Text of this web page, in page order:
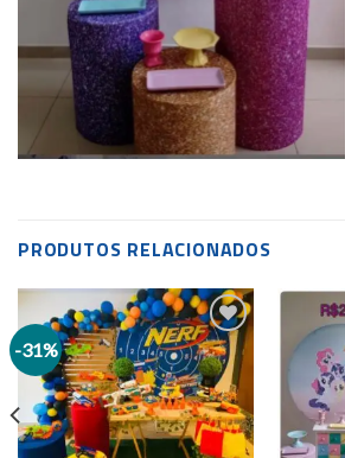
PRODUTOS RELACIONADOS
-31%
Add to
wishlist